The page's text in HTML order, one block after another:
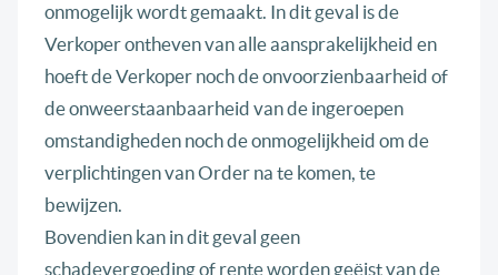
onmogelijk wordt gemaakt. In dit geval is de
Verkoper ontheven van alle aansprakelijkheid en
hoeft de Verkoper noch de onvoorzienbaarheid of
de onweerstaanbaarheid van de ingeroepen
omstandigheden noch de onmogelijkheid om de
verplichtingen van Order na te komen, te
bewijzen.
Bovendien kan in dit geval geen
schadevergoeding of rente worden geëist van de